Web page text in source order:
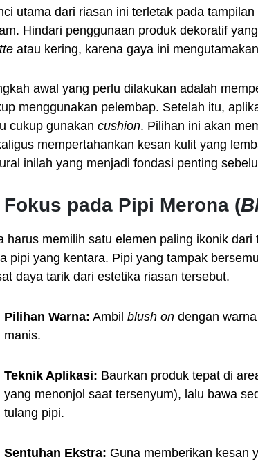
utama dari riasan ini terletak pada
Hindari penggunaan produk dekoratif
atau kering, karena gaya ini
awal yang perlu dilakukan adalah
menggunakan pelembap. Setelah itu,
cukup gunakan cushion. Pilihan ini akan
mempertahankan kesan kulit yang
inilah yang menjadi fondasi penting
Fokus pada Pipi Merona (
harus memilih satu elemen paling ikonik
pipi yang kentara. Pipi yang tampak
daya tarik dari estetika riasan tersebut.
Pilihan Warna: Ambil blush on dengan warna
manis.
Teknik Aplikasi: Baurkan produk tepat di
yang menonjol saat tersenyum), lalu bawa
tulang pipi.
Sentuhan Ekstra: Guna memberikan kesan